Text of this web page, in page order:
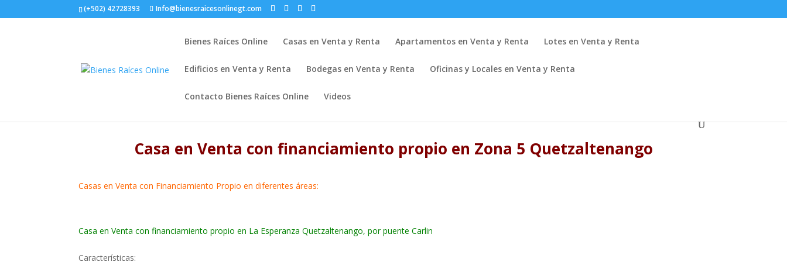
(+502) 42728393 Info@bienesraicesonlinegt.com
Bienes Raíces Online Casas en Venta y Renta Apartamentos en Venta y Renta Lotes en Venta y Renta
Edificios en Venta y Renta Bodegas en Venta y Renta Oficinas y Locales en Venta y Renta
Contacto Bienes Raíces Online Videos
Casa en Venta con financiamiento propio en Zona 5 Quetzaltenango
Casas en Venta con Financiamiento Propio en diferentes áreas:
Casa en Venta con financiamiento propio en La Esperanza Quetzaltenango, por puente Carlin
Características: